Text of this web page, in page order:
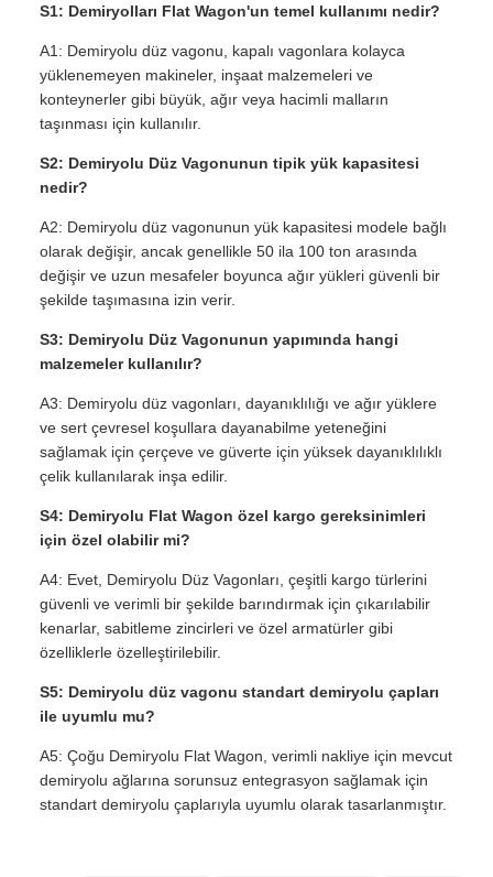
S1: Demiryolları Flat Wagon'un temel kullanımı nedir?
A1: Demiryolu düz vagonu, kapalı vagonlara kolayca
yüklenemeyen makineler, inşaat malzemeleri ve
konteynerler gibi büyük, ağır veya hacimli malların
taşınması için kullanılır.
S2: Demiryolu Düz Vagonunun tipik yük kapasitesi
nedir?
A2: Demiryolu düz vagonunun yük kapasitesi modele bağlı
olarak değişir, ancak genellikle 50 ila 100 ton arasında
değişir ve uzun mesafeler boyunca ağır yükleri güvenli bir
şekilde taşımasına izin verir.
S3: Demiryolu Düz Vagonunun yapımında hangi
malzemeler kullanılır?
A3: Demiryolu düz vagonları, dayanıklılığı ve ağır yüklere
ve sert çevresel koşullara dayanabilme yeteneğini
sağlamak için çerçeve ve güverte için yüksek dayanıklılıklı
çelik kullanılarak inşa edilir.
S4: Demiryolu Flat Wagon özel kargo gereksinimleri
için özel olabilir mi?
A4: Evet, Demiryolu Düz Vagonları, çeşitli kargo türlerini
güvenli ve verimli bir şekilde barındırmak için çıkarılabilir
kenarlar, sabitleme zincirleri ve özel armatürler gibi
özelliklerle özelleştirilebilir.
S5: Demiryolu düz vagonu standart demiryolu çapları
ile uyumlu mu?
A5: Çoğu Demiryolu Flat Wagon, verimli nakliye için mevcut
demiryolu ağlarına sorunsuz entegrasyon sağlamak için
standart demiryolu çaplarıyla uyumlu olarak tasarlanmıştır.